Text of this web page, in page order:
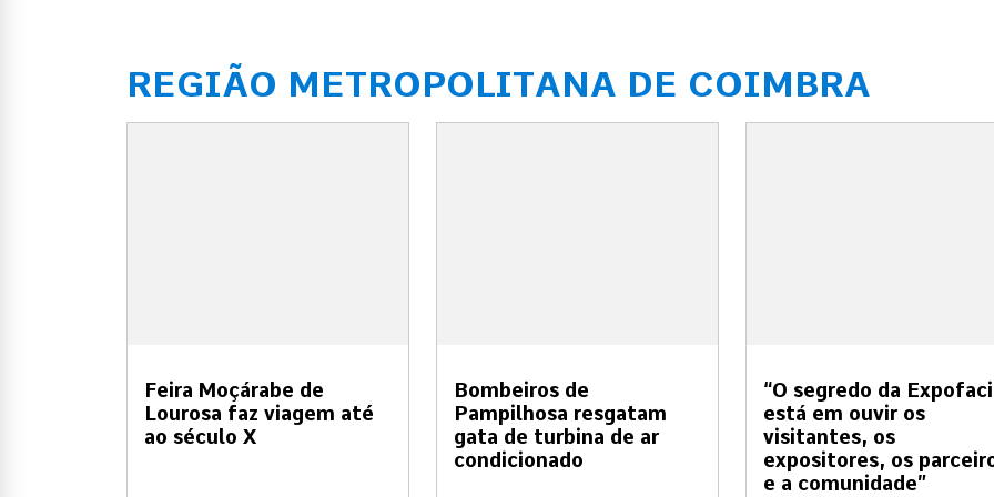
REGIÃO METROPOLITANA DE COIMBRA
Feira Moçárabe de
Lourosa faz viagem até
ao século X
Bombeiros de
Pampilhosa resgatam
gata de turbina de ar
condicionado
“O segredo da
está em ouvir os
visitantes, os
expositores, os
e a comunidade”